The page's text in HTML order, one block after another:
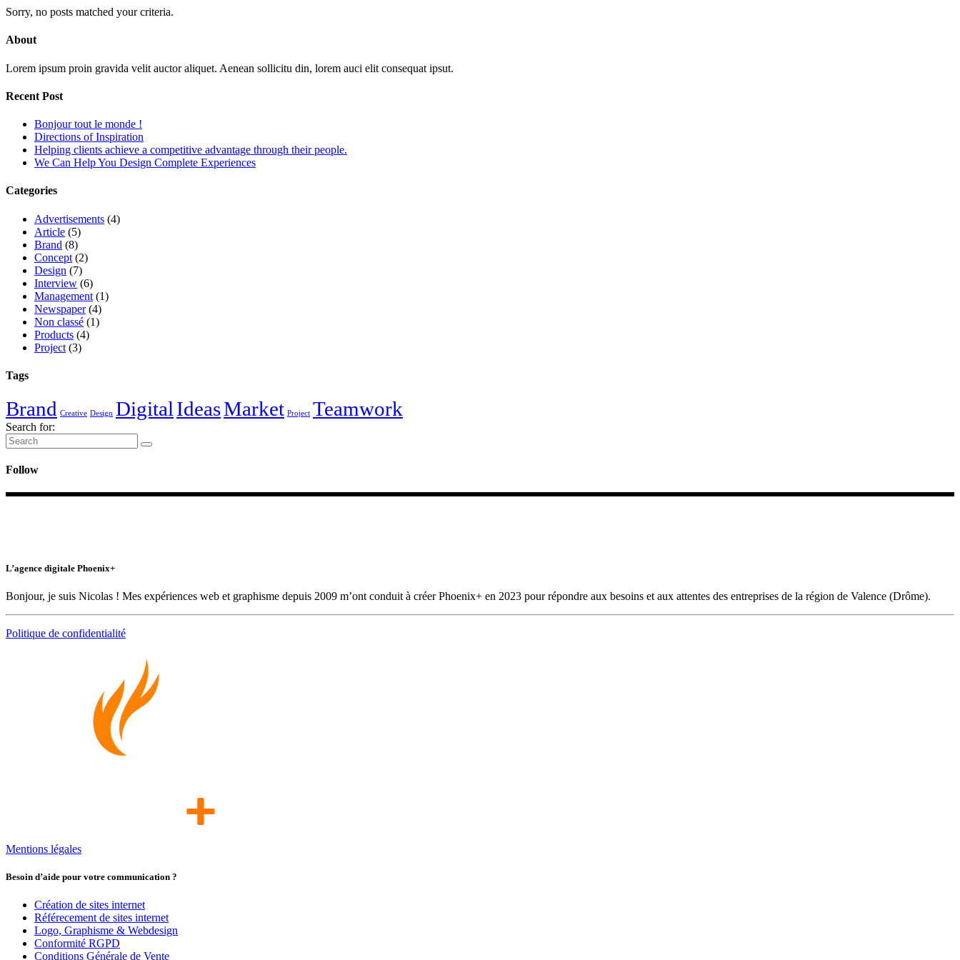
Sorry, no posts matched your criteria.
About
Lorem ipsum proin gravida velit auctor aliquet. Aenean sollicitu din, lorem auci elit consequat ipsut.
Recent Post
Bonjour tout le monde !
Directions of Inspiration
Helping clients achieve a competitive advantage through their people.
We Can Help You Design Complete Experiences
Categories
Advertisements (4)
Article (5)
Brand (8)
Concept (2)
Design (7)
Interview (6)
Management (1)
Newspaper(4)
Non classé (1)
Products (4)
Project (3)
Tags
Brand Creative Design Digital IdeasMarket Project Teamwork
Search for:
Follow
L’agence digitale Phoenix+
Bonjour, je suis Nicolas ! Mes expériences web et graphisme depuis 2009 m’ont conduit à créer Phoenix+ en 2023 pour répondre aux besoins et aux attentes des entreprises de la région de Valence (Drôme).
Politique de confidentialité
Mentions légales
Besoin d’aide pour votre communication ?
Création de sites internet
Référecement de sites internet
Logo, Graphisme & Webdesign
Conformité RGPD
Conditions Générale de Vente